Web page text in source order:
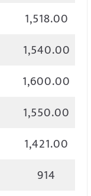
1,518.00
1,540.00
1,600.00
1,550.00
1,421.00
914